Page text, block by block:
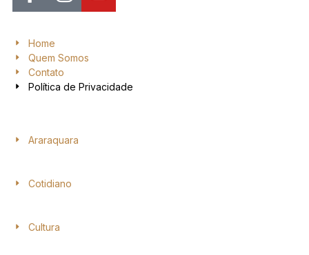
Home
Quem Somos
Contato
Política de Privacidade
Araraquara
Cotidiano
Cultura